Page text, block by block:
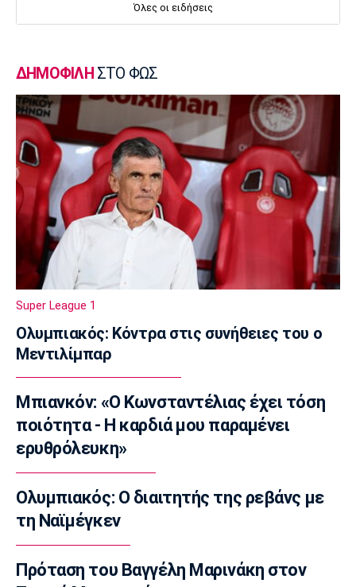
Μοκόκα: «Να χτίσουμε κάτι μεγάλο -
Εθνικές Μπάσκετ
Ισπανία - Ελλάδα 96-86: Ήττα στην πρεμιέρα
του Ευrobasket U16
18:04
Ποδόσφαιρο - Διεθνή
Η Νορβηγία καλεί τον Ινφαντίνο να
παραιτηθεί
18:00
Super League 1
Ολυμπιακός: Στα «ερυθρόλευκα» ο γιός του
Τζιοβάνι!
17:56
Super League 2
Στον Πανσερραϊκό ο Μπίτζιος
17:45
Super League 1
Γιαννούλης: «Δεν βλέπω την... ώρα να παίξω»
(vid)
17:30
Φιλική ήττα της Εθνικής γυναικών από την
Ιταλία
17:15
Σπορ
Όλες οι ειδήσεις
ΔΗΜΟΦΙΛΗ ΣΤΟ ΦΩΣ
Super League 1
Ολυμπιακός: Κόντρα στις συνήθειες του ο
Μεντιλίμπαρ
Μπιανκόν: «Ο Κωνσταντέλιας έχει τόση
ποιότητα - Η καρδιά μου παραμένει
ερυθρόλευκη»
Ολυμπιακός: Ο διαιτητής της ρεβάνς με
τη Ναϊμέγκεν
Πρόταση του Βαγγέλη Μαρινάκη στον